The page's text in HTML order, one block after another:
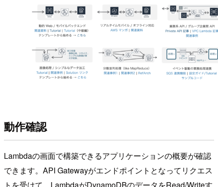
動作確認
Lambdaの画面で構築できるアプリケーションの概要が確認
できます。API Gatewayがエンドポイントとなってリクエス